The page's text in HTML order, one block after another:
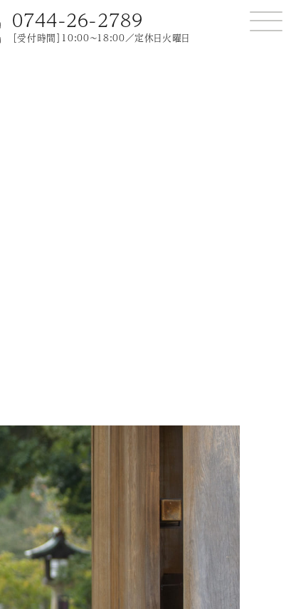
0744-26-2789
［受付時間］10:00～18:00／定休日火曜日